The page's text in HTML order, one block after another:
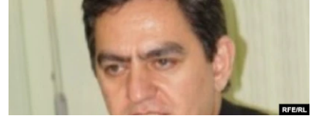
FOTOQALEREYA
KARIKATURA
RADIO ARXIV
AZƏRBAYCAN ƏDƏBIYYATI KITABXANASI
İSLAM VƏ DEMOKRATIYA
İZ - MƏDƏNIYYƏT PROQRAMI
PEŞƏ ETIKASI VƏ JURNALISTIKA STANDARTLARIMIZ
MATERIALLARIMIZDAN ISTIFADƏ